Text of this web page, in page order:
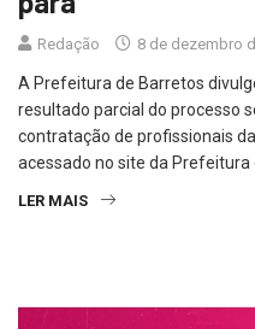
Redação 8 de dezembro
A Prefeitura de Barretos
resultado parcial do processo
contratação de profissionais
acessado no site da Prefeitura
LER MAIS